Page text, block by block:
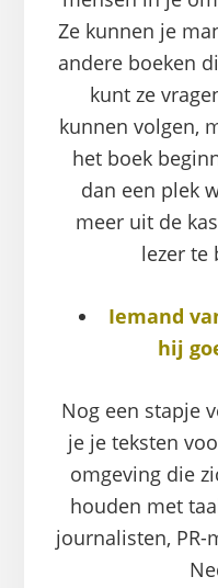
Ze kunnen je
andere boeken
kunt ze
kunnen volgen,
het boek
dan een plek
meer uit de
lezer te
Iemand
hij
Nog een stapje
je je teksten
omgeving die
houden met
journalisten, PR-